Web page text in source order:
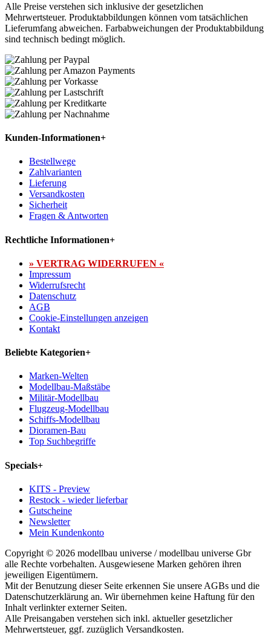
Alle Preise verstehen sich inklusive der gesetzlichen
Mehrwertsteuer. Produktabbildungen können vom tatsächlichen
Lieferumfang abweichen. Farbabweichungen der Produktabbildung
sind technisch bedingt möglich.
Kunden-Informationen+
Bestellwege
Zahlvarianten
Lieferung
Versandkosten
Sicherheit
Fragen & Antworten
Rechtliche Informationen+
» VERTRAG WIDERRUFEN «
Impressum
Widerrufsrecht
Datenschutz
AGB
Cookie-Einstellungen anzeigen
Kontakt
Beliebte Kategorien+
Marken-Welten
Modellbau-Maßstäbe
Militär-Modellbau
Flugzeug-Modellbau
Schiffs-Modellbau
Dioramen-Bau
Top Suchbegriffe
Specials+
KITS - Preview
Restock - wieder lieferbar
Gutscheine
Newsletter
Mein Kundenkonto
Copyright © 2026 modellbau universe / modellbau universe Gbr
alle Rechte vorbehalten. Ausgewiesene Marken gehören ihren
jeweiligen Eigentümern.
Mit der Benutzung dieser Seite erkennen Sie unsere AGBs und die
Datenschutzerklärung an. Wir übernehmen keine Haftung für den
Inhalt verlinkter externer Seiten.
Alle Preisangaben verstehen sich inkl. aktueller gesetzlicher
Mehrwertsteuer, ggf. zuzüglich Versandkosten.